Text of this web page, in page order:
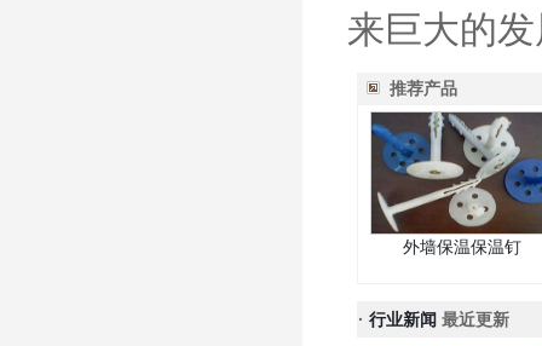
来巨大的
推荐产品
外墙保温保温钉
· 行业新闻 最近更新